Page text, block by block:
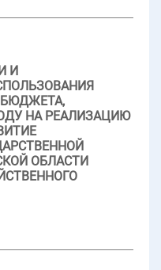
И
НА РЕАЛИЗАЦИЮ
ОБЛАСТИ